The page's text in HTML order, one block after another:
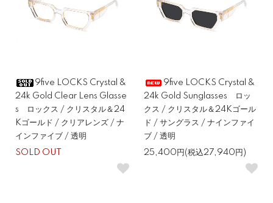
9five LOCKS Crystal &
24k Gold Clear Lens Glasse
s ロックス / クリスタル＆24
Kゴールド / クリアレンズ / ナ
インファイブ / 透明
SOLD OUT
9five LOCKS Crystal &
24k Gold Sunglasses ロッ
クス / クリスタル＆24Kゴール
ド / サングラス / ナインファイ
ブ / 透明
25,400円(税込27,940円)